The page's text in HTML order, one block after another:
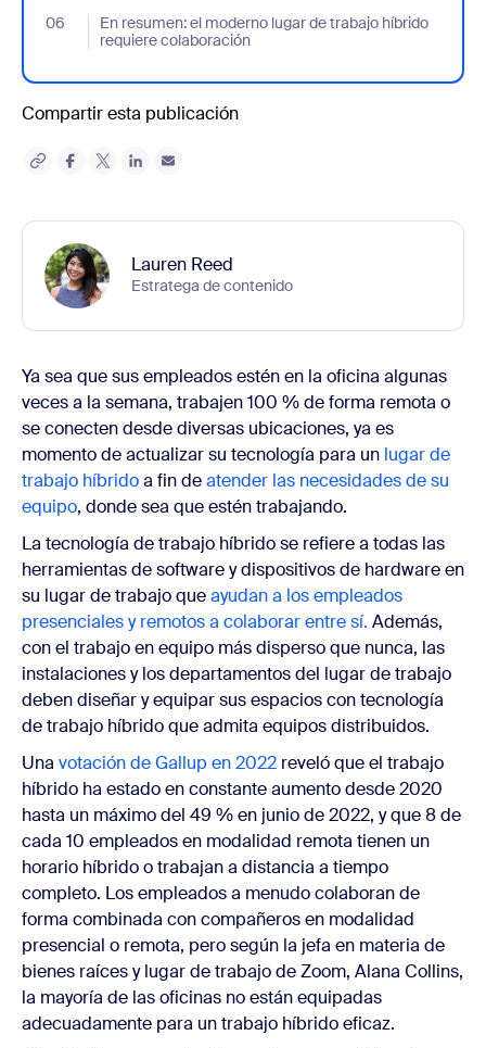
06
En resumen: el moderno lugar de trabajo híbrido
requiere colaboración
- Jumplink to En resumen: el moderno lugar de trabajo híbrido
Compartir esta publicación
Lauren Reed
Estratega de contenido
Ya sea que sus empleados estén en la oficina algunas
veces a la semana, trabajen 100 % de forma remota o
se conecten desde diversas ubicaciones, ya es
momento de actualizar su tecnología para un lugar de
trabajo híbridoa fin deatender las necesidades de su
equipo, donde sea que estén trabajando.
La tecnología de trabajo híbrido se refiere a todas las
herramientas de software y dispositivos de hardware en
su lugar de trabajo queayudan a los empleados
presenciales y remotosa colaborar entre sí. Además,
con el trabajo en equipo más disperso que nunca, las
instalaciones y los departamentos del lugar de trabajo
deben diseñar y equipar sus espacios con tecnología
de trabajo híbrido que admita equipos distribuidos.
Una votación de Gallup en 2022 reveló que el trabajo
híbrido ha estado en constante aumento desde 2020
hasta un máximo del 49 % en junio de 2022, y que 8 de
cada 10 empleados en modalidad remota tienen un
horario híbrido o trabajan a distancia a tiempo
completo. Los empleados a menudo colaboran de
forma combinada con compañeros en modalidad
presencial o remota, pero según la jefa en materia de
bienes raíces y lugar de trabajo de Zoom, Alana Collins,
la mayoría de las oficinas no están equipadas
adecuadamente para un trabajo híbrido eficaz.